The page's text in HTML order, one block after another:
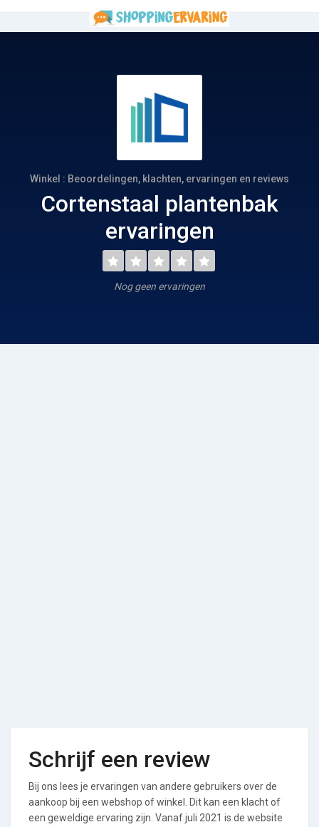
Winkel : Beoordelingen, klachten, ervaringen en reviews
Cortenstaal plantenbak
ervaringen
Nog geen ervaringen
Schrijf een review
Bij ons lees je ervaringen van andere gebruikers over de
aankoop bij een webshop of winkel. Dit kan een klacht of
een geweldige ervaring zijn. Vanaf juli 2021 is de website